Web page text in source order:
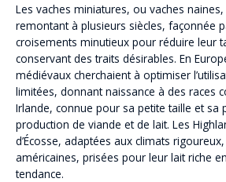
Les vaches miniatures, ou vaches
remontant à plusieurs siècles, façonnée
croisements minutieux pour réduire leur
conservant des traits désirables. En
médiévaux cherchaient à optimiser
limitées, donnant naissance à des races
Irlande, connue pour sa petite taille et sa
production de viande et de lait. Les
d’Écosse, adaptées aux climats
américaines, prisées pour leur lait riche
tendance.